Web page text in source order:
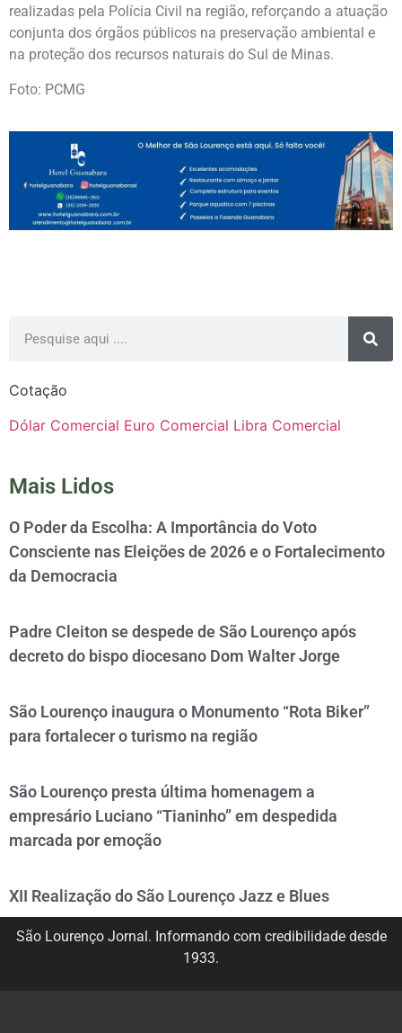
realizadas pela Polícia Civil na região, reforçando a atuação
conjunta dos órgãos públicos na preservação ambiental e
na proteção dos recursos naturais do Sul de Minas.
Foto: PCMG
Cotação
Dólar Comercial Euro Comercial Libra Comercial
Mais Lidos
O Poder da Escolha: A Importância do Voto
Consciente nas Eleições de 2026 e o Fortalecimento
da Democracia
Padre Cleiton se despede de São Lourenço após
decreto do bispo diocesano Dom Walter Jorge
São Lourenço inaugura o Monumento “Rota Biker”
para fortalecer o turismo na região
São Lourenço presta última homenagem a
empresário Luciano “Tianinho” em despedida
marcada por emoção
XII Realização do São Lourenço Jazz e Blues
São Lourenço Jornal. Informando com credibilidade desde
1933.